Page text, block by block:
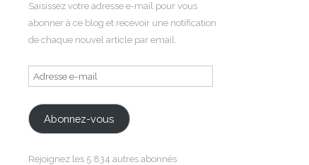
Saisissez votre adresse e-mail pour vous
abonner à ce blog et recevoir une notification
de chaque nouvel article par email.
Adresse
e-
mail
Abonnez-vous
Rejoignez les 5 834 autres abonnés